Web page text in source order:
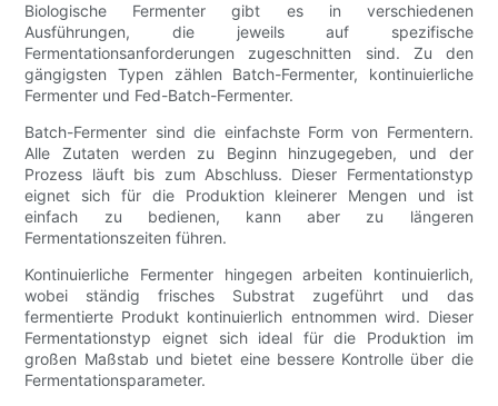
Biologische Fermenter gibt es in verschiedenen
Ausführungen, die jeweils auf spezifische
Fermentationsanforderungen zugeschnitten sind. Zu den
gängigsten Typen zählen Batch-Fermenter, kontinuierliche
Fermenter und Fed-Batch-Fermenter.
Batch-Fermenter sind die einfachste Form von Fermentern.
Alle Zutaten werden zu Beginn hinzugegeben, und der
Prozess läuft bis zum Abschluss. Dieser Fermentationstyp
eignet sich für die Produktion kleinerer Mengen und ist
einfach zu bedienen, kann aber zu längeren
Fermentationszeiten führen.
Kontinuierliche Fermenter hingegen arbeiten kontinuierlich,
wobei ständig frisches Substrat zugeführt und das
fermentierte Produkt kontinuierlich entnommen wird. Dieser
Fermentationstyp eignet sich ideal für die Produktion im
großen Maßstab und bietet eine bessere Kontrolle über die
Fermentationsparameter.